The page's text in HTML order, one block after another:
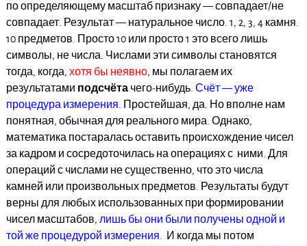
по определяющему масштаб признаку — совпадает/не
совпадает. Результат — натуральное число. 1, 2, 3, 4 камня.
10 предметов. Просто 10 или просто 1 это всего лишь
символы, не числа. Числами эти символы становятся
тогда, когда, хотя бы неявно, мы полагаем их
результатами подсчётачего-нибудь. Счёт — уже
процедура измерения. Простейшая, да. Но вполне нам
понятная, обычная для реального мира. Однако,
математика постаралась оставить происхождение чисел
за кадром и сосредоточилась на операциях с ними. Для
операций с числами не существенно, что это числа
камней или произвольных предметов. Результаты будут
верны для любых использованных при формировании
чисел масштабов, лишь бы они были получены одной и
той же процедурой измерения. И когда мы потом